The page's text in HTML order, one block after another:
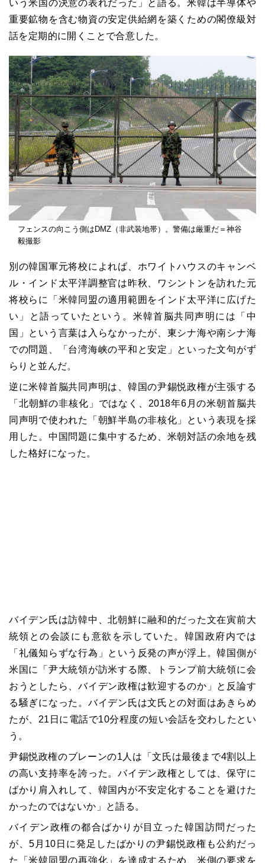
いう米国の決意の表れだった」と語る。米韓は半導体や
重要鉱物を含む物資の安定供給網を築くための閣僚級対
話を定期的に開くことで合意した。
フェンスの向こう側はDMZ（非武装地帯）。警備は厳重だ＝神谷
毅撮影
別の韓国軍元将校によれば、ホワイトハウスのキャンベ
ル・インド太平洋調整官は昨秋、ワシントンを訪れた元
将校らに「米韓同盟の適用範囲をインド太平洋に広げた
い」と語っていたという。米韓首脳共同声明には「中
国」という言葉は入らなかったが、東シナ海や南シナ海
での問題、「台湾海峡の平和と安定」といった文句がず
らりと並んだ。
逆に米韓首脳共同声明は、韓国の尹錫悦政権が主張する
「北朝鮮の非核化」ではなく、2018年6月の米朝首脳共
同声明で使われた「朝鮮半島の非核化」という表現を採
用した。中国問題に集中するため、米朝対話の余地を残
した格好になった。
バイデン氏は訪韓中、北朝鮮に融和的だった文在寅前大
統領との会談にも意欲を示していた。韓国政府内では
「礼儀知らずな行為」という反発の声が浮上。韓国側が
米国に「尹大統領が訪米する際、トランプ前大統領に会
おうとしたら、バイデン政権は歓迎するのか」と反論す
る騒ぎになった。バイデン氏は文氏との対面はあきらめ
たが、21日に電話で10分程度の短い会話を交わしたとい
う。
尹錫悦政権のブレーンの1人は「文氏は最後まで4割以上
の高い支持率を誇った。バイデン政権としては、保守に
ばかり肩入れして、韓国内が不安定化することを避けた
かったのではないか」と語る。
バイデン政権の都合ばかりが目立った韓国訪問だった
が、5月10日に発足したばかりの尹錫悦政権も公約だっ
た「米韓同盟の再強化」を達成するため、米側の要求を